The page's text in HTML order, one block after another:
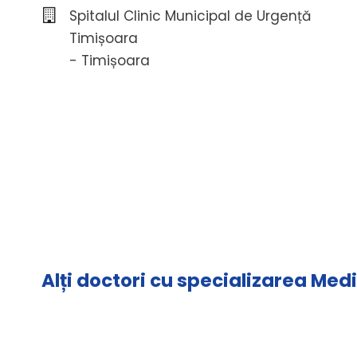
Spitalul Clinic Municipal de Urgență
Timișoara
- Timișoara
Alți doctori cu specializarea